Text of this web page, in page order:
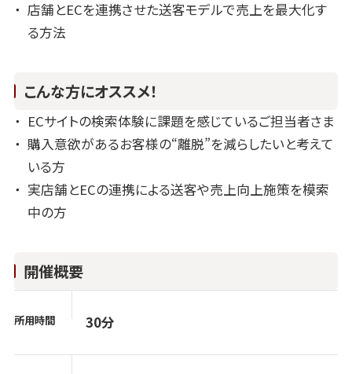
店舗とECを連携させた送客モデルで売上を最大化す
る方法
こんな方にオススメ！
ECサイトの検索体験に課題を感じているご担当者さま
購入意欲があるお客様の“離脱”を減らしたいと考えて
いる方
実店舗とECの連携による送客や売上向上施策を模索
中の方
開催概要
所用時間 30分